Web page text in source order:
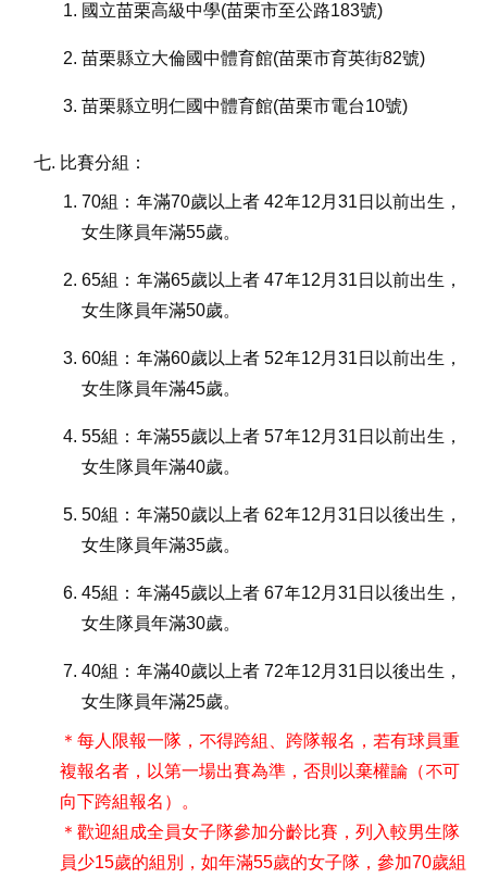
國立苗栗高級中學(苗栗市至公路183號)
苗栗縣立大倫國中體育館(苗栗市育英街82號)
苗栗縣立明仁國中體育館(苗栗市電台10號)
比賽分組：
70組：年滿70歲以上者 42年12月31日以前出生，
女生隊員年滿55歲。
65組：年滿65歲以上者 47年12月31日以前出生，
女生隊員年滿50歲。
60組：年滿60歲以上者 52年12月31日以前出生，
女生隊員年滿45歲。
55組：年滿55歲以上者 57年12月31日以前出生，
女生隊員年滿40歲。
50組：年滿50歲以上者 62年12月31日以後出生，
女生隊員年滿35歲。
45組：年滿45歲以上者 67年12月31日以後出生，
女生隊員年滿30歲。
40組：年滿40歲以上者 72年12月31日以後出生，
女生隊員年滿25歲。
＊每人限報一隊，不得跨組、跨隊報名，若有球員重
複報名者，以第一場出賽為準，否則以棄權論（不可
向下跨組報名）。
＊歡迎組成全員女子隊參加分齡比賽，列入較男生隊
員少15歲的組別，如年滿55歲的女子隊，參加70歲組